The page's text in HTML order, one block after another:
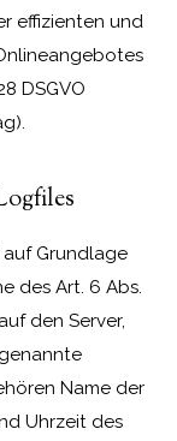
effizienten und
DSGVO
auf Grundlage
des Art. 6 Abs.
den Server,
Name der
Uhrzeit des